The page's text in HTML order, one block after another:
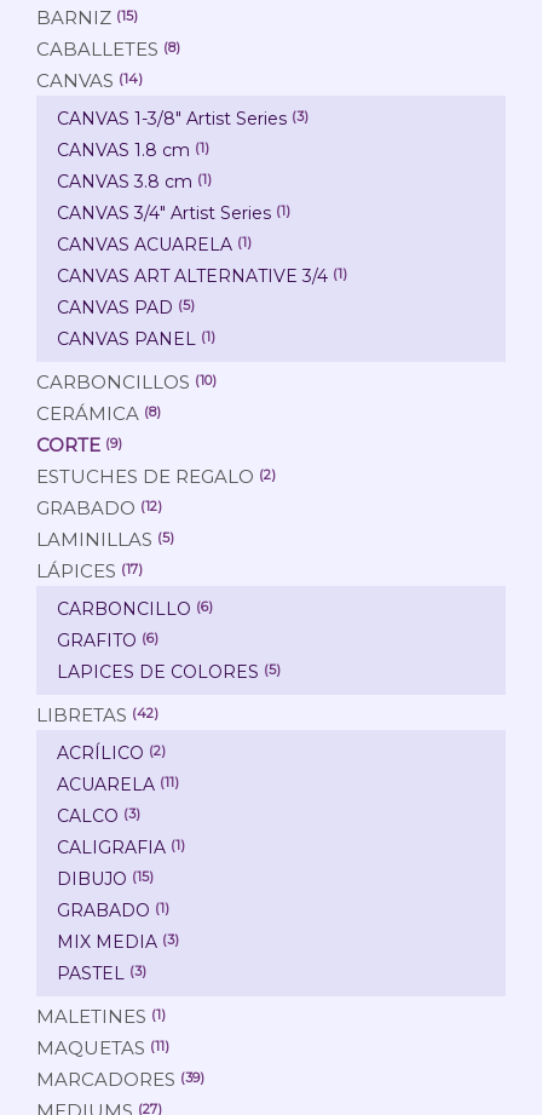
BARNIZ (15)
CABALLETES (8)
CANVAS (14)
CANVAS 1-3/8" Artist Series (3)
CANVAS 1.8 cm (1)
CANVAS 3.8 cm (1)
CANVAS 3/4" Artist Series (1)
CANVAS ACUARELA (1)
CANVAS ART ALTERNATIVE 3/4 (1)
CANVAS PAD (5)
CANVAS PANEL (1)
CARBONCILLOS (10)
CERÁMICA (8)
CORTE (9)
ESTUCHES DE REGALO (2)
GRABADO (12)
LAMINILLAS (5)
LÁPICES (17)
CARBONCILLO (6)
GRAFITO (6)
LAPICES DE COLORES (5)
LIBRETAS (42)
ACRÍLICO (2)
ACUARELA (11)
CALCO (3)
CALIGRAFIA (1)
DIBUJO (15)
GRABADO (1)
MIX MEDIA (3)
PASTEL (3)
MALETINES (1)
MAQUETAS (11)
MARCADORES (39)
(27)